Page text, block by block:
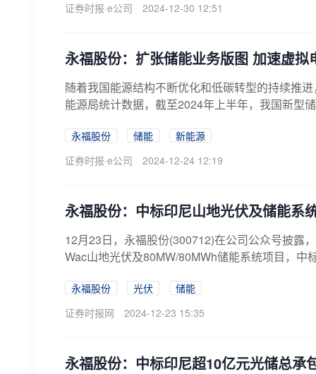
证券时报·e公司
2024-12-30 12:51
永福股份：扩张储能业务版图 加速虚拟
随着我国能源结构不断优化和低碳转型的持续推
能源局统计数据，截至2024年上半年，我国新型
永福股份 储能
新能源
证券时报·e公司
2024-12-24 12:19
永福股份：中标印尼山地光伏及储能系
12月23日，永福股份(300712)在公司公众号披露
Wac山地光伏及80MW/80MWh储能系统项目，中
永福股份 光伏
储能
证券时报网
2024-12-23 15:35
永福股份：中标印尼超10亿元光储总承